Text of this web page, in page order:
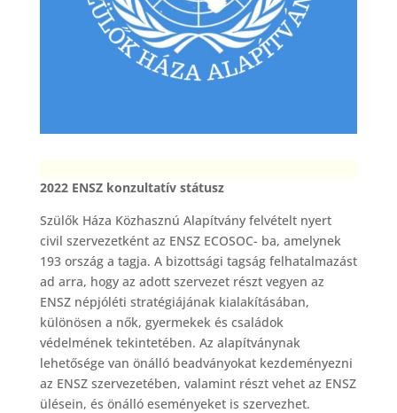
2022 ENSZ konzultatív státusz
Szülők Háza Közhasznú Alapítvány felvételt nyert
civil szervezetként az ENSZ ECOSOC- ba, amelynek
193 ország a tagja. A bizottsági tagság felhatalmazást
ad arra, hogy az adott szervezet részt vegyen az
ENSZ népjóléti stratégiájának kialakításában,
különösen a nők, gyermekek és családok
védelmének tekintetében. Az alapítványnak
lehetősége van önálló beadványokat kezdeményezni
az ENSZ szervezetében, valamint részt vehet az ENSZ
ülésein, és önálló eseményeket is szervezhet.